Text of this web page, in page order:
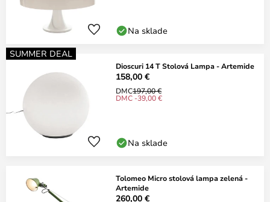
Na sklade
SUMMER DEAL
Dioscuri 14 T Stolová Lampa - Artemide
158,00 €
DMC197,00 €
DMC -39,00 €
Na sklade
Tolomeo Micro stolová lampa zelená -
Artemide
260,00 €